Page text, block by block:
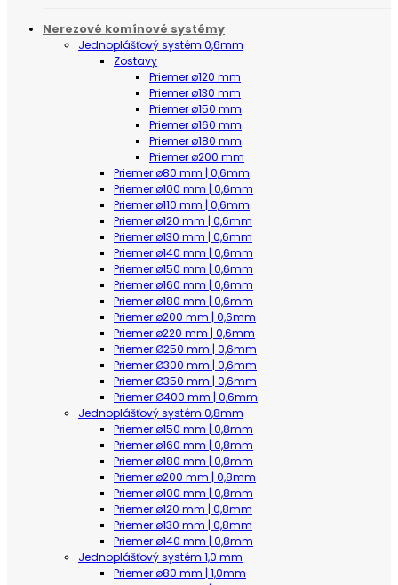
Nerezové komínové systémy
Jednoplášťový systém 0,6mm
Zostavy
Priemer ø120 mm
Priemer ø130 mm
Priemer ø150 mm
Priemer ø160 mm
Priemer ø180 mm
Priemer ø200 mm
Priemer ø80 mm | 0,6mm
Priemer ø100 mm | 0,6mm
Priemer ø110 mm | 0,6mm
Priemer ø120 mm | 0,6mm
Priemer ø130 mm | 0,6mm
Priemer ø140 mm | 0,6mm
Priemer ø150 mm | 0,6mm
Priemer ø160 mm | 0,6mm
Priemer ø180 mm | 0,6mm
Priemer ø200 mm | 0,6mm
Priemer ø220 mm | 0,6mm
Priemer Ø250 mm | 0,6mm
Priemer Ø300 mm | 0,6mm
Priemer Ø350 mm | 0,6mm
Priemer Ø400 mm | 0,6mm
Jednoplášťový systém 0,8mm
Priemer ø150 mm | 0,8mm
Priemer ø160 mm | 0,8mm
Priemer ø180 mm | 0,8mm
Priemer ø200 mm | 0,8mm
Priemer ø100 mm | 0,8mm
Priemer ø120 mm | 0,8mm
Priemer ø130 mm | 0,8mm
Priemer ø140 mm | 0,8mm
Jednoplášťový systém 1,0 mm
Priemer ø80 mm | 1,0mm